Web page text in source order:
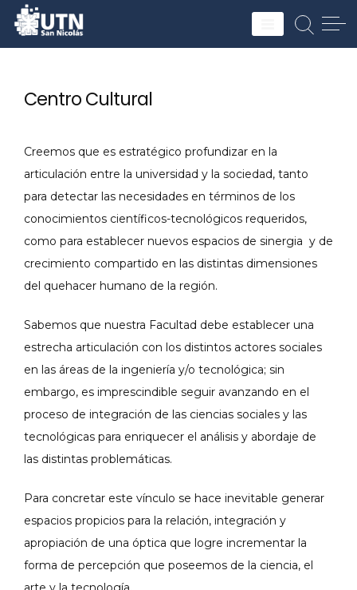
Skip
UTN
Centro Cultural
Creemos que es estratégico profundizar en la
articulación entre la universidad y la sociedad, tanto
para detectar las necesidades en términos de los
conocimientos científicos-tecnológicos requeridos,
como para establecer nuevos espacios de sinergia y de
crecimiento compartido en las distintas dimensiones
del quehacer humano de la región.
Sabemos que nuestra Facultad debe establecer una
estrecha articulación con los distintos actores sociales
en las áreas de la ingeniería y/o tecnológica; sin
embargo, es imprescindible seguir avanzando en el
proceso de integración de las ciencias sociales y las
tecnológicas para enriquecer el análisis y abordaje de
las distintas problemáticas.
Para concretar este vínculo se hace inevitable generar
espacios propicios para la relación, integración y
apropiación de una óptica que logre incrementar la
forma de percepción que poseemos de la ciencia, el